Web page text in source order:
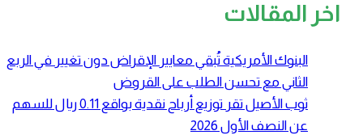
اخر المقالات
البنوك الأمريكية تُبقي معايير الإقراض دون تغيير في الربع
الثاني مع تحسن الطلب على القروض
ثوب الأصيل تقر توزيع أرباح نقدية بواقع 0.11 ريال للسهم
عن النصف الأول 2026